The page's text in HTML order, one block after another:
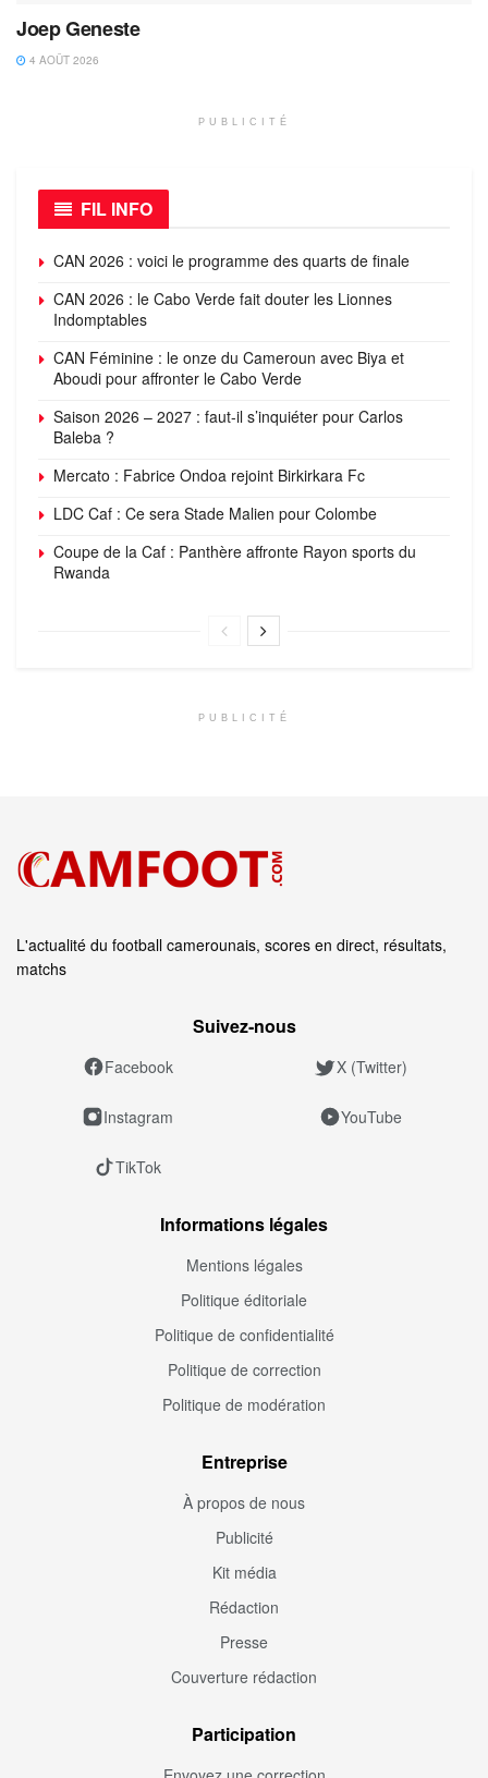
Joep Geneste
4 AOÛT 2026
PUBLICITÉ
FIL INFO
CAN 2026 : voici le programme des quarts de finale
CAN 2026 : le Cabo Verde fait douter les Lionnes
Indomptables
CAN Féminine : le onze du Cameroun avec Biya et
Aboudi pour affronter le Cabo Verde
Saison 2026 – 2027 : faut-il s’inquiéter pour Carlos
Baleba ?
Mercato : Fabrice Ondoa rejoint Birkirkara Fc
LDC Caf : Ce sera Stade Malien pour Colombe
Coupe de la Caf : Panthère affronte Rayon sports du
Rwanda
PUBLICITÉ
L'actualité du football camerounais, scores en direct, résultats,
matchs
Suivez‑nous
Facebook X (Twitter)
Instagram YouTube
TikTok
Informations légales
Mentions légales
Politique éditoriale
Politique de confidentialité
Politique de correction
Politique de modération
Entreprise
À propos de nous
Publicité
Kit média
Rédaction
Presse
Couverture rédaction
Participation